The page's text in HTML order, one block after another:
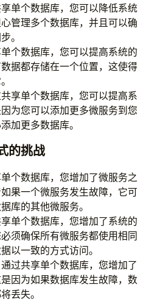
单个数据库，您可以降低系统
管理多个数据库，并且可以确
。
个数据库，您可以提高系统的
据都存储在一个位置，这使得
享单个数据库，您可以提高系
为您可以添加更多微服务到您
加更多数据库。
的挑战
个数据库，您增加了微服务之
果一个微服务发生故障，它可
库的其他微服务。
单个数据库，您增加了系统的
须确保所有微服务都使用相同
以一致的方式访问。
通过共享单个数据库，您增加了
因为如果数据库发生故障，数
丢失。